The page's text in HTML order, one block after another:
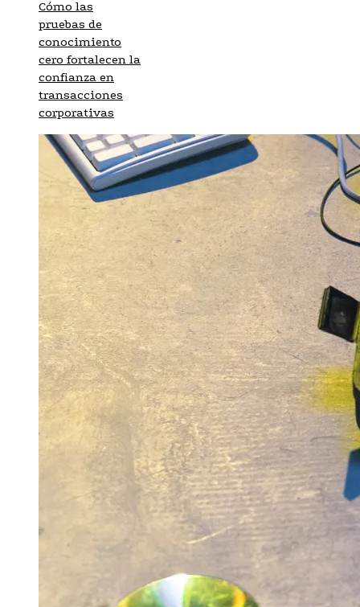
Cómo las
pruebas de
conocimiento
cero fortalecen la
confianza en
transacciones
corporativas